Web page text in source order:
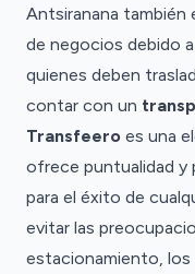
Antsiranana también
de negocios debido
quienes deben
contar con un
Transfeero es una
ofrece puntualidad y
para el éxito de
evitar las
estacionamiento,